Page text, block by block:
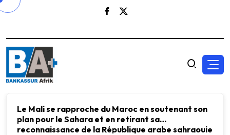
Le FMI et Kristalina Georgieva ont échangé avec
Aliko Dangote sur l’importance d’investir dans
l’énergie, les engrais et le ciment pour accélérer